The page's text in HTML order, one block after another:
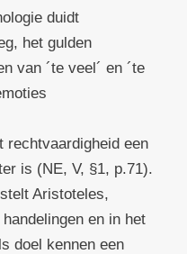
duidt
het gulden
van ´te veel´ en ´te
rechtvaardigheid een
is (NE, V, §1, p.71).
Aristoteles,
en in het
doel kennen een